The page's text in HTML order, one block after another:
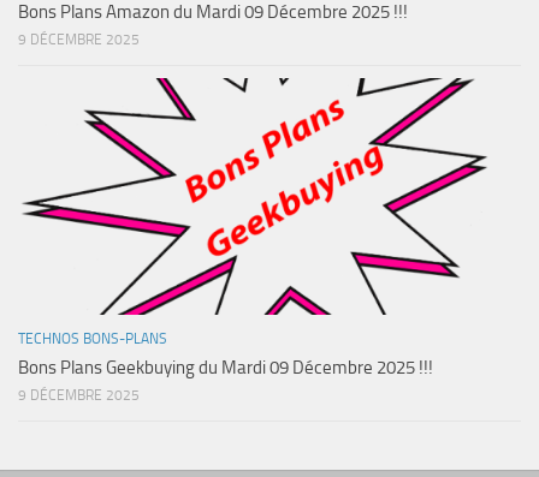
Bons Plans Amazon du Mardi 09 Décembre 2025 !!!
9 DÉCEMBRE 2025
TECHNOS BONS-PLANS
Bons Plans Geekbuying du Mardi 09 Décembre 2025 !!!
9 DÉCEMBRE 2025